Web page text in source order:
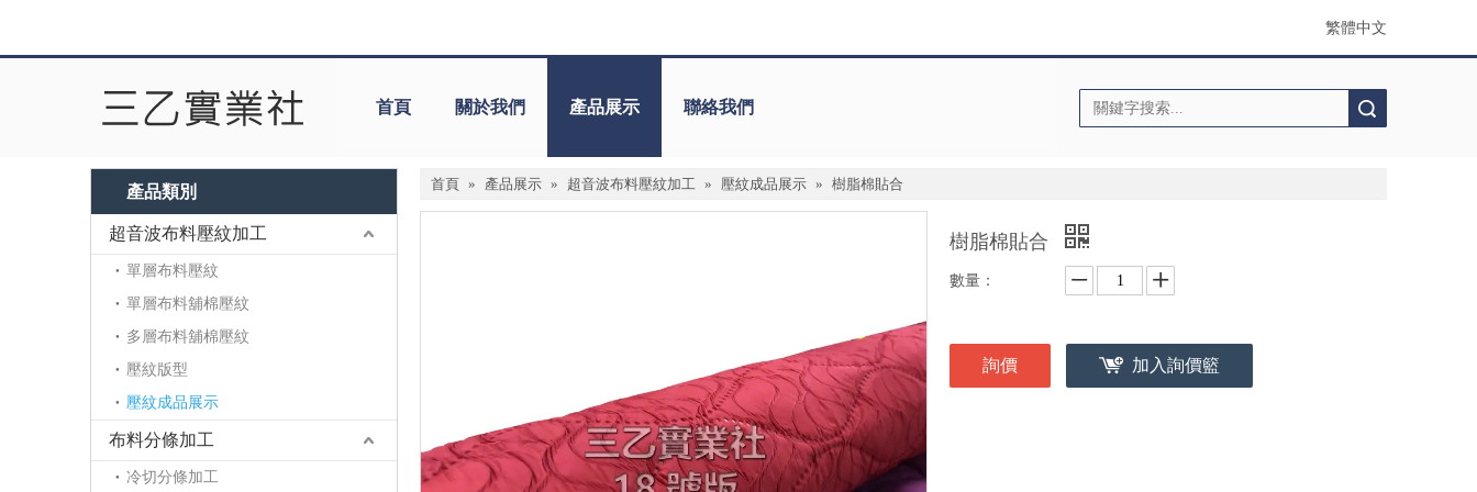
繁體中文
首頁 關於我們 產品展示 聯絡我們
產品類別
超音波布料壓紋加工
單層布料壓紋
單層布料舖棉壓紋
多層布料舖棉壓紋
壓紋版型
壓紋成品展示
布料分條加工
冷切分條加工
首頁 » 產品展示 » 超音波布料壓紋加工 » 壓紋成品展示 » 樹脂棉貼合
樹脂棉貼合
數量：
詢價 加入詢價籃